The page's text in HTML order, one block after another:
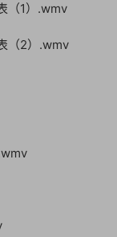
（1）.wmv
（2）.wmv